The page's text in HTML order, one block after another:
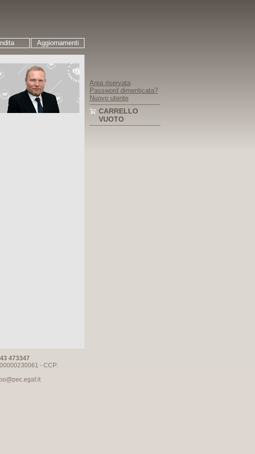
Aggiornamenti
473347
- CCP:
Area riservata
Password dimenticata?
Nuovo utente
CARRELLO
VUOTO